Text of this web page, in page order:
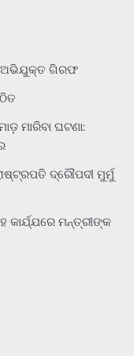
ଅଭିଯୁକ୍ତ ଗିରଫ
ମାରିବା ଘଟଣା:
ଦ୍ରୌପଦୀ ମୁର୍ମୁ
କାର୍ଯ୍ଯରେ ମନ୍ତ୍ରୀଙ୍କ